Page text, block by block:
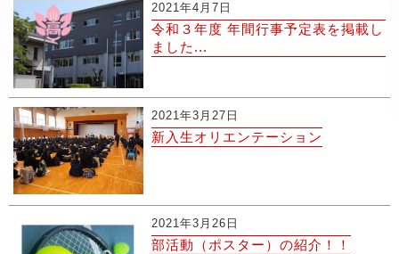
2021年4月7日
令和３年度 年間行事予定表を掲載し
ました...
2021年3月27日
新入生オリエンテーション
2021年3月26日
部活動（ポスター）の紹介！！